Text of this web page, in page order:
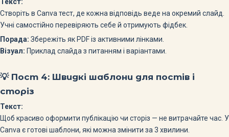
Створіть в Canva тест, де кожна відповідь веде на окремий слайд.
Учні самостійно перевіряють себе й отримують фідбек.
Порада: Збережіть як PDF із активними лінками.
Візуал: Приклад слайда з питанням і варіантами.
💡 Пост 4: Швидкі шаблони для постів і
сторіз
Текст:
Щоб красиво оформити публікацію чи сторіз — не витрачайте час. У
Canva є готові шаблони, які можна змінити за 3 хвилини.